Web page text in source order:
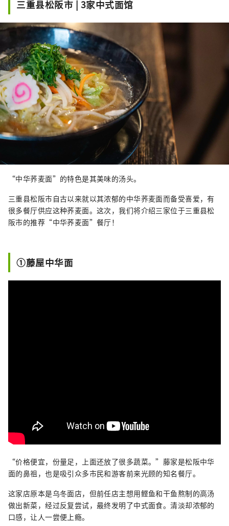
三重县松阪市 | 3家中式面馆
“中华荞麦面”的特色是其美味的汤头。
三重县松阪市自古以来就以其浓郁的中华荞麦面而备受喜爱，有
很多餐厅供应这种荞麦面。这次，我们将介绍三家位于三重县松
阪市的推荐“中华荞麦面”餐厅！
①藤屋中华面
“价格便宜，份量足，上面还放了很多蔬菜。”藤家是松阪中华
面的鼻祖，也是吸引众多市民和游客前来光顾的知名餐厅。
这家店原本是乌冬面店，但前任店主想用鲣鱼和干鱼熬制的高汤
做出新菜，经过反复尝试，最终发明了中式面食。清淡却浓郁的
口感，让人一尝便上瘾。